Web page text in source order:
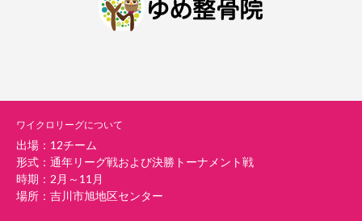
ワイクロリーグについて
出場：12チーム
形式：通年リーグ戦および決勝トーナメント戦
時期：2月～11月
場所：吉川市旭地区センター